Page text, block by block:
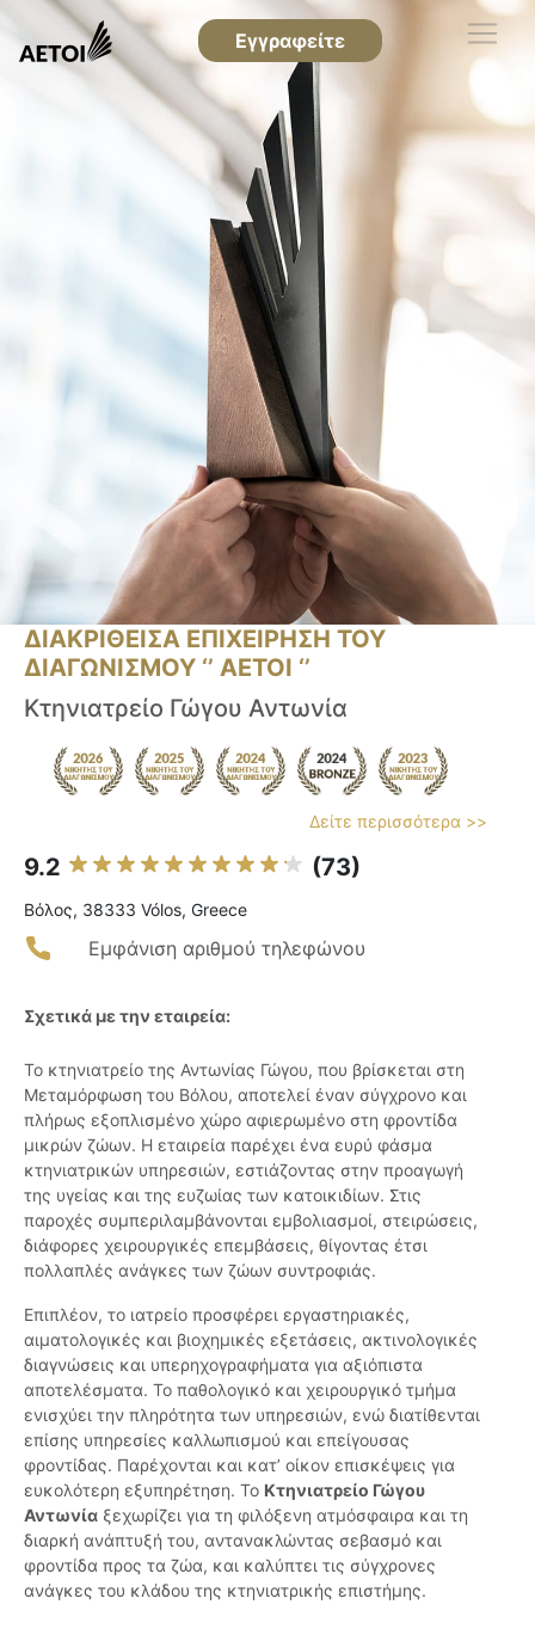
Εγγραφείτε
ΔΙΑΚΡΙΘΕΙΣΑ ΕΠΙΧΕΙΡΗΣΗ ΤΟΥ
ΔΙΑΓΩΝΙΣΜΟΥ ‘’ ΑΕΤΟΙ ‘’
Κτηνιατρείο Γώγου Αντωνία
Δείτε περισσότερα >>
9.2 (73)
Βόλος, 38333 Vólos, Greece
Εμφάνιση αριθμού τηλεφώνου
Σχετικά με την εταιρεία:
Το κτηνιατρείο της Αντωνίας Γώγου, που βρίσκεται στη
Μεταμόρφωση του Βόλου, αποτελεί έναν σύγχρονο και
πλήρως εξοπλισμένο χώρο αφιερωμένο στη φροντίδα
μικρών ζώων. Η εταιρεία παρέχει ένα ευρύ φάσμα
κτηνιατρικών υπηρεσιών, εστιάζοντας στην προαγωγή
της υγείας και της ευζωίας των κατοικιδίων. Στις
παροχές συμπεριλαμβάνονται εμβολιασμοί, στειρώσεις,
διάφορες χειρουργικές επεμβάσεις, θίγοντας έτσι
πολλαπλές ανάγκες των ζώων συντροφιάς.
Επιπλέον, το ιατρείο προσφέρει εργαστηριακές,
αιματολογικές και βιοχημικές εξετάσεις, ακτινολογικές
διαγνώσεις και υπερηχογραφήματα για αξιόπιστα
αποτελέσματα. Το παθολογικό και χειρουργικό τμήμα
ενισχύει την πληρότητα των υπηρεσιών, ενώ διατίθενται
επίσης υπηρεσίες καλλωπισμού και επείγουσας
φροντίδας. Παρέχονται και κατ’ οίκον επισκέψεις για
ευκολότερη εξυπηρέτηση. Το Κτηνιατρείο Γώγου
Αντωνία ξεχωρίζει για τη φιλόξενη ατμόσφαιρα και τη
διαρκή ανάπτυξή του, αντανακλώντας σεβασμό και
φροντίδα προς τα ζώα, και καλύπτει τις σύγχρονες
ανάγκες του κλάδου της κτηνιατρικής επιστήμης.